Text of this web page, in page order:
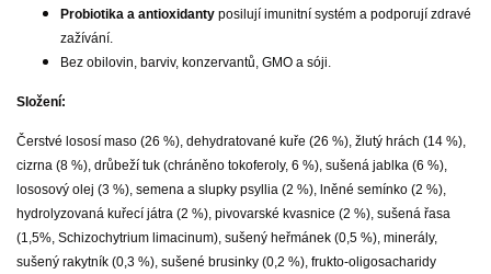
Probiotika a antioxidanty posilují imunitní systém a podporují zdravé
zažívání.
Bez obilovin, barviv, konzervantů, GMO a sóji.
Složení:
Čerstvé lososí maso (26 %), dehydratované kuře (26 %), žlutý hrách (14 %),
cizrna (8 %), drůbeží tuk (chráněno tokoferoly, 6 %), sušená jablka (6 %),
lososový olej (3 %), semena a slupky psyllia (2 %), lněné semínko (2 %),
hydrolyzovaná kuřecí játra (2 %), pivovarské kvasnice (2 %), sušená řasa
(1,5%, Schizochytrium limacinum), sušený heřmánek (0,5 %), minerály,
sušený rakytník (0,3 %), sušené brusinky (0,2 %), frukto-oligosacharidy